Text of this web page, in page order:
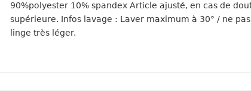
90%polyester 10% spandex Article ajusté, en cas de
supérieure. Infos lavage : Laver maximum à 30° / ne
linge très léger.